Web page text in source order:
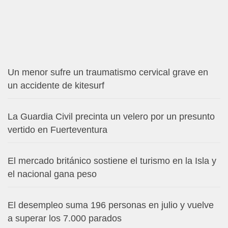
Un menor sufre un traumatismo cervical grave en
un accidente de kitesurf
La Guardia Civil precinta un velero por un presunto
vertido en Fuerteventura
El mercado británico sostiene el turismo en la Isla y
el nacional gana peso
El desempleo suma 196 personas en julio y vuelve
a superar los 7.000 parados